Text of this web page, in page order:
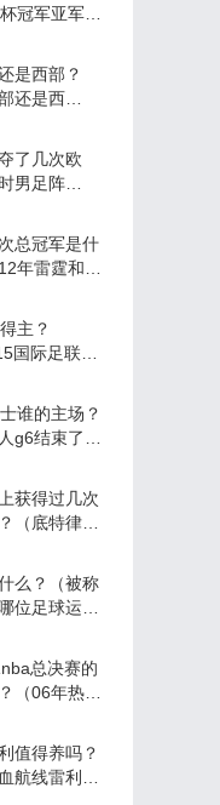
冠军亚军季
是西部？
还是西
了几次欧
男足阵
总冠军是什
年雷霆和热
主？
国际足联金
谁的主场？
g6结束了
获得过几次
（底特律活
么？（被称
位足球运动
总决赛的
（06年热火
值得养吗？
航线雷利和